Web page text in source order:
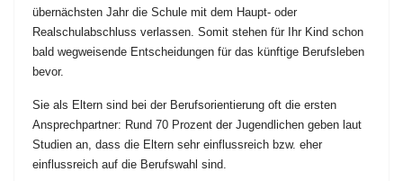
übernächsten Jahr die Schule mit dem Haupt- oder
Realschulabschluss verlassen. Somit stehen für Ihr Kind schon
bald wegweisende Entscheidungen für das künftige Berufsleben
bevor.
Sie als Eltern sind bei der Berufsorientierung oft die ersten
Ansprechpartner: Rund 70 Prozent der Jugendlichen geben laut
Studien an, dass die Eltern sehr einflussreich bzw. eher
einflussreich auf die Berufswahl sind.